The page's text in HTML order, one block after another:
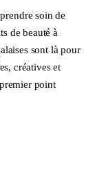
soin de
de beauté à
sont là pour
créatives et
point